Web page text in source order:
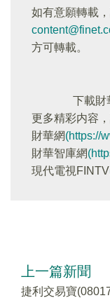
如有意願轉載
方可轉載。
下載財
更多精彩内容，
財華網(https://
財華智庫網
現代電視FINTV
上一篇新聞
捷利交易寶